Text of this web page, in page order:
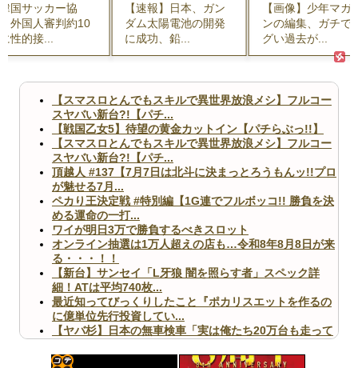
国サッカー協
外国人審判約10
性的接...
【速報】日本、ガン
ダム太陽電池の開発
に成功、鉛...
【画像】少年マガ
ンの編集、ガチで
グい過去が...
【スマスロとんでもスキルで異世界放浪メシ】フルコー
スヤバい新台?!【パチ...
【戦国乙女5】待望の黄金カットイン【パチらぶっ!!】
【スマスロとんでもスキルで異世界放浪メシ】フルコー
スヤバい新台?!【パチ...
頂越人 #137【7月7日は北斗に決まっとろうもんッ!!プロ
が魅せる7月...
ペカり王決定戦 #特別編【1G連でフルボッコ!! 勝負を決
める運命の一打...
ワイが明日3万で勝負するべきスロット
オンライン抽選は1万人超えの店も…令和8年8月8日が来
る・・・！！
【新台】サンセイ「L牙狼 闇を照らす者」スペック詳
細！ATは平均740枚...
最近知ってびっくりしたこと『ポカリスエットを作るの
に億単位先行投資してい...
【ヤバ杉】日本の無車検車「実は俺たち20万台も走って
【閲覧注意】俺が近くにいると機械が壊れるんだけどさ